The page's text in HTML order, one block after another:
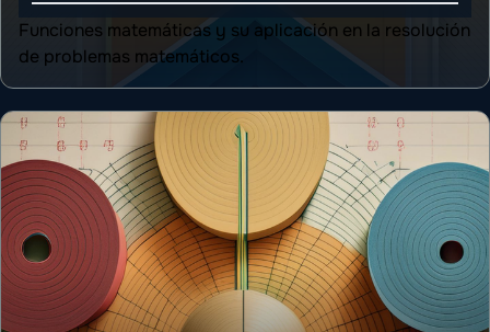
Funciones matemáticas y su aplicación en la resolución
de problemas matemáticos.